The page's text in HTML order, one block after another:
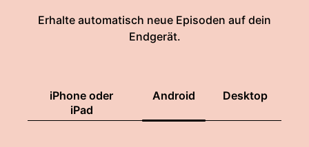
Erhalte automatisch neue Episoden auf dein
Endgerät.
iPhone oder
iPad
Android Desktop